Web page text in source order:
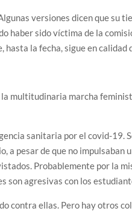
versiones dicen que su
haber sido víctima de la
la fecha, sigue en calidad
multitudinaria marcha
sanitaria por el covid-19.
a pesar de que no impulsaban
Probablemente por la
son agresivas con los
contra ellas. Pero hay otros